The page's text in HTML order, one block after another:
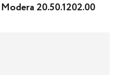
20.50.1202.00